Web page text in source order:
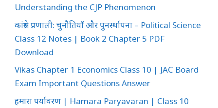
Understanding the CJP Phenomenon
कांग्रेस प्रणाली: चुनौतियाँ और पुनर्स्थापना – Political Science
Class 12 Notes | Book 2 Chapter 5 PDF
Download
Vikas Chapter 1 Economics Class 10 | JAC Board
Exam Important Questions Answer
हमारा पर्यावरण | Hamara Paryavaran | Class 10